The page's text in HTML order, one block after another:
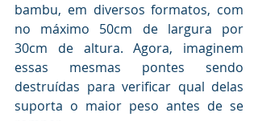
bambu, em diversos formatos, com
no máximo 50cm de largura por
30cm de altura. Agora, imaginem
essas mesmas pontes sendo
destruídas para verificar qual delas
suporta o maior peso antes de se